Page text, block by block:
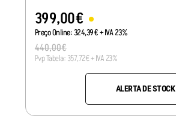
399,00€
Preço Online:324,39€+ IVA 23%
440,00€
Pvp Tabela: 357,72€+ IVA 23%
ALERTA DE STOCK